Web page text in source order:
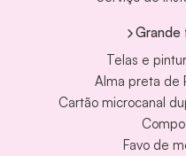
Grande
Telas e
Alma preta de
Cartão microcanal
Favo de